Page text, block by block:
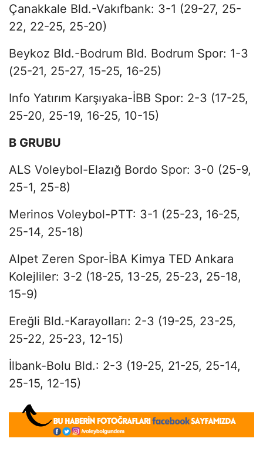
Çanakkale Bld.-Vakıfbank: 3-1 (29-27, 25-
22, 22-25, 25-20)
Beykoz Bld.-Bodrum Bld. Bodrum Spor: 1-3
(25-21, 25-27, 15-25, 16-25)
Info Yatırım Karşıyaka-İBB Spor: 2-3 (17-25,
25-20, 25-19, 16-25, 10-15)
B GRUBU
ALS Voleybol-Elazığ Bordo Spor: 3-0 (25-9,
25-1, 25-8)
Merinos Voleybol-PTT: 3-1 (25-23, 16-25,
25-14, 25-18)
Alpet Zeren Spor-İBA Kimya TED Ankara
Kolejliler: 3-2 (18-25, 13-25, 25-23, 25-18,
15-9)
Ereğli Bld.-Karayolları: 2-3 (19-25, 23-25,
25-22, 25-23, 12-15)
İlbank-Bolu Bld.: 2-3 (19-25, 21-25, 25-14,
25-15, 12-15)